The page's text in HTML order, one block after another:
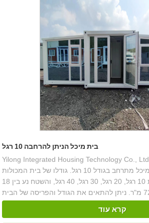
בית מיכל הניתן להרחבה 10 רגל
Yilong Integrated Housing Technology Co., Ltd הוא מפעל המתמחה
בייצור ואספקה ​​של בית מיכל מתרחב בגודל 10 רגל. גודלו של בית המכולות
הניתן להרחבה יכול להיות 10 רגל, 20 רגל, 30 רגל, 40 רגל, והשטח נע בין 18
קרא עוד